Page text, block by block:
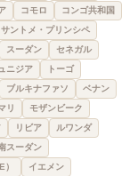
コモロ
コンゴ共和国
サントメ・プリンシペ
スーダン
セネガル
ニジア
トーゴ
ブルキナファソ
ベナン
リ
モザンビーク
リビア
ルワンダ
スーダン
イエメン